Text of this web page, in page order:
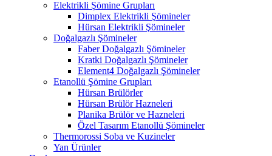
Elektrikli Şömine Grupları
Dimplex Elektrikli Şömineler
Hürsan Elektrikli Şömineler
Doğalgazlı Şömineler
Faber Doğalgazlı Şömineler
Kratki Doğalgazlı Şömineler
Element4 Doğalgazlı Şömineler
Etanollü Şömine Grupları
Hürsan Brülörler
Hürsan Brülör Hazneleri
Planika Brülör ve Hazneleri
Özel Tasarım Etanollü Şömineler
Thermorossi Soba ve Kuzineler
Yan Ürünler